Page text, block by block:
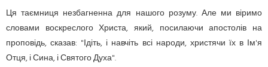
Ця таємниця незбагненна для нашого розуму. Але ми віримо
словами воскреслого Христа, який, посилаючи апостолів на
проповідь, сказав: "Ідіть, і навчіть всі народи, христячи їх в Ім'я
Отця, і Сина, і Святого Духа".